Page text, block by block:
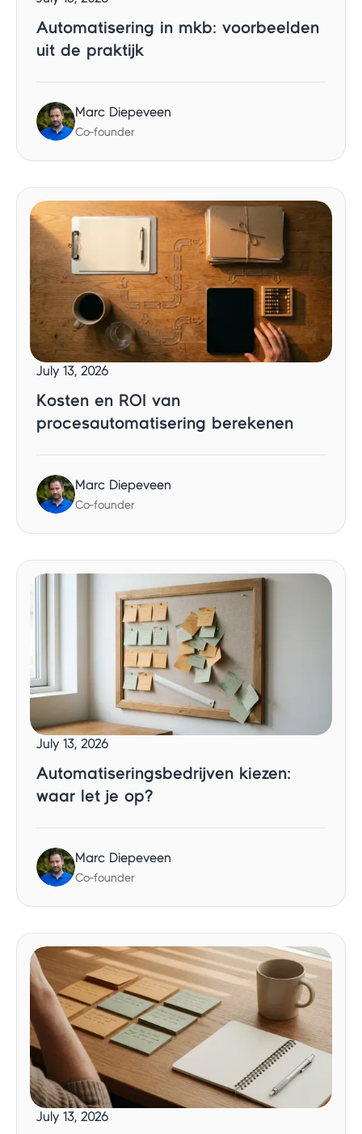
Automatisering in mkb: voorbeelden
uit de praktijk
Marc Diepeveen
Co-founder
July 13, 2026
Kosten en ROI van
procesautomatisering berekenen
Marc Diepeveen
Co-founder
July 13, 2026
Automatiseringsbedrijven kiezen:
waar let je op?
Marc Diepeveen
Co-founder
July 13, 2026